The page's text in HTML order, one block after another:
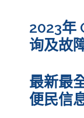
2023年
询及故
最新最
便民信